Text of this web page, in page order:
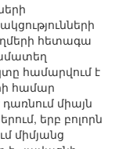
հետագա
համարվում է
համար
միայն
երբ բոլորն
միմյանց